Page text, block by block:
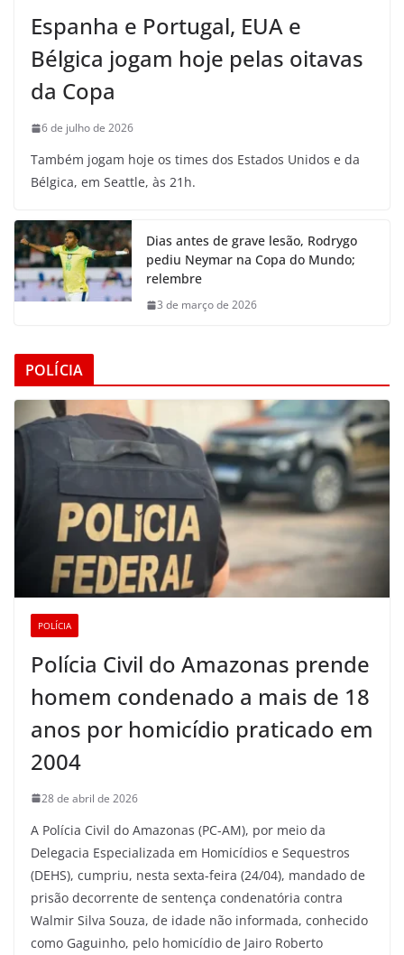
Espanha e Portugal, EUA e
Bélgica jogam hoje pelas oitavas
da Copa
6 de julho de 2026
Também jogam hoje os times dos Estados Unidos e da
Bélgica, em Seattle, às 21h.
Dias antes de grave lesão, Rodrygo
pediu Neymar na Copa do Mundo;
relembre
3 de março de 2026
POLÍCIA
POLÍCIA
Polícia Civil do Amazonas prende
homem condenado a mais de 18
anos por homicídio praticado em
2004
28 de abril de 2026
A Polícia Civil do Amazonas (PC-AM), por meio da
Delegacia Especializada em Homicídios e Sequestros
(DEHS), cumpriu, nesta sexta-feira (24/04), mandado de
prisão decorrente de sentença condenatória contra
Walmir Silva Souza, de idade não informada, conhecido
como Gaguinho, pelo homicídio de Jairo Roberto